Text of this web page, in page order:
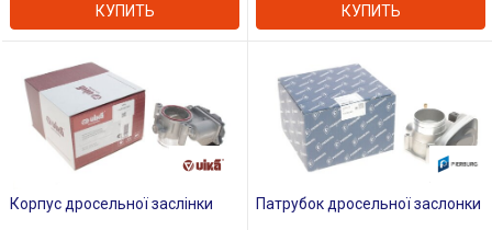
КУПИТЬ КУПИТЬ
Корпус дросельної заслінки Патрубок дросельної заслонки